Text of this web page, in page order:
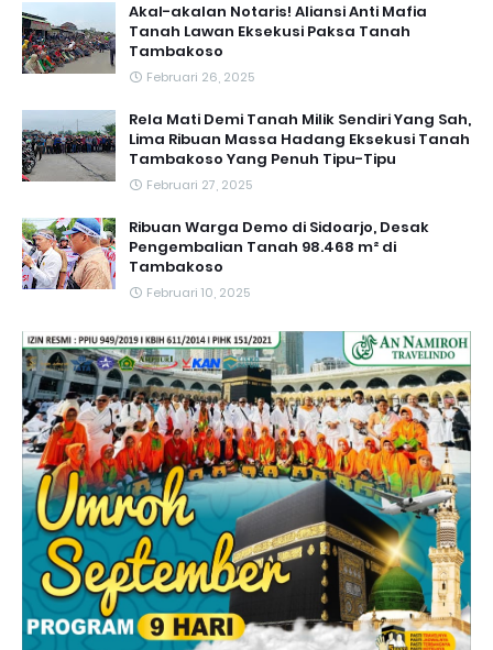
Akal-akalan Notaris! Aliansi Anti Mafia
Tanah Lawan Eksekusi Paksa Tanah
Tambakoso
Februari 26, 2025
Rela Mati Demi Tanah Milik Sendiri Yang Sah,
Lima Ribuan Massa Hadang Eksekusi Tanah
Tambakoso Yang Penuh Tipu-Tipu
Februari 27, 2025
Ribuan Warga Demo di Sidoarjo, Desak
Pengembalian Tanah 98.468 m² di
Tambakoso
Februari 10, 2025